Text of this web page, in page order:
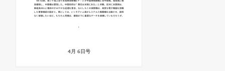
4月 6日号